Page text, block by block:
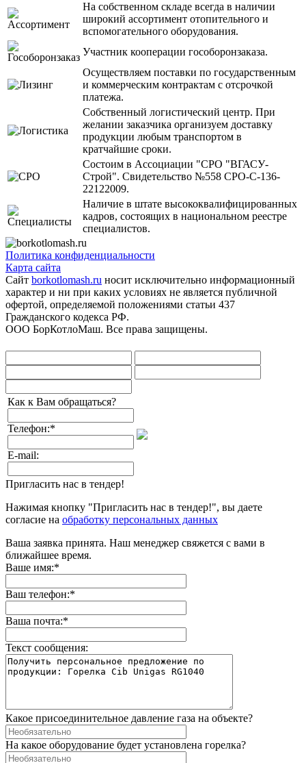
На собственном складе всегда в наличии
широкий ассортимент отопительного и
вспомогательного оборудования.
Участник кооперации гособоронзаказа.
Осуществляем поставки по государственным
и коммерческим контрактам с отсрочкой
платежа.
Собственный логистический центр. При
желании заказчика организуем доставку
продукции любым транспортом в
кратчайшие сроки.
Состоим в Ассоциации "СРО "ВГАСУ-
Строй". Свидетельство №558 СРО-С-136-
22122009.
Наличие в штате высококвалифицированных
кадров, состоящих в национальном реестре
специалистов.
Политика конфиденциальности
Карта сайта
Сайт borkotlomash.ru носит исключительно информационный
характер и ни при каких условиях не является публичной
офертой, определяемой положениями статьи 437
Гражданского кодекса РФ.
ООО БорКотлоМаш. Все права защищены.
Как к Вам обращаться?
Телефон:*
E-mail:
Пригласить нас в тендер!
Нажимая кнопку "Пригласить нас в тендер!", вы даете
согласие на обработку персональных данных
Ваша заявка принята. Наш менеджер свяжется с вами в
ближайшее время.
Ваше имя:*
Ваш телефон:*
Ваша почта:*
Текст сообщения:
Какое присоединительное давление газа на объекте?
На какое оборудование будет установлена горелка?